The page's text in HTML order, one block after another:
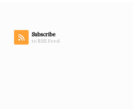
Subscribe
to RSS Feed